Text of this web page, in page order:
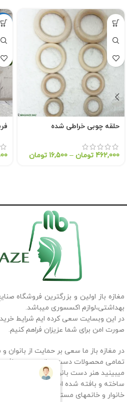
حلقه چوبی خراطی شده
462,000 تومان –
16,500 تومان
داغ
مغازه باز اولین و بزرگترین فروشگاه
بهداشتی،لوازم اکسسوری میباشد.
در این وبسایت سعی کرده ایم شرایط
صورت امن برای شما عزیزان فراهم کنیم.
در مغازه باز ما سعی بر حمایت از
تمامی محصولات دست ساز و دست بافتی
میبینید هنر دست بانوان سرزمینم ایران
ساخته و بافته شده اند، پس با حمایت
خانوار و خانمهای مستقلی که به آنها